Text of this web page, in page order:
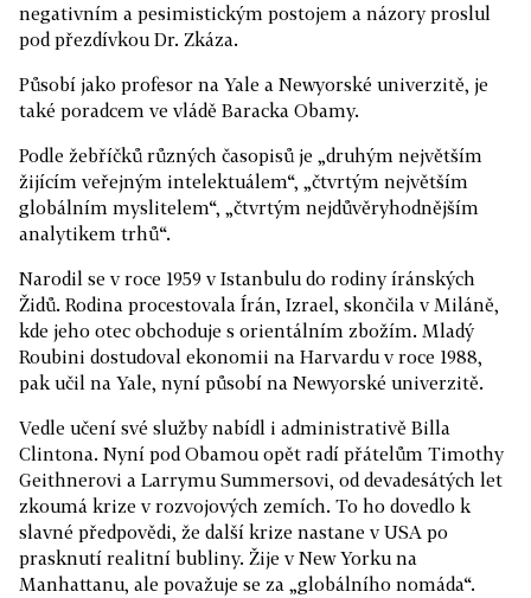
negativním a pesimistickým postojem a názory proslul
pod přezdívkou Dr. Zkáza.
Působí jako profesor na Yale a Newyorské univerzitě, je
také poradcem ve vládě Baracka Obamy.
Podle žebříčků různých časopisů je „druhým největším
žijícím veřejným intelektuálem“, „čtvrtým největším
globálním myslitelem“, „čtvrtým nejdůvěryhodnějším
analytikem trhů“.
Narodil se v roce 1959 v Istanbulu do rodiny íránských
Židů. Rodina procestovala Írán, Izrael, skončila v Miláně,
kde jeho otec obchoduje s orientálním zbožím. Mladý
Roubini dostudoval ekonomii na Harvardu v roce 1988,
pak učil na Yale, nyní působí na Newyorské univerzitě.
Vedle učení své služby nabídl i administrativě Billa
Clintona. Nyní pod Obamou opět radí přátelům Timothy
Geithnerovi a Larrymu Summersovi, od devadesátých let
zkoumá krize v rozvojových zemích. To ho dovedlo k
slavné předpovědi, že další krize nastane v USA po
prasknutí realitní bubliny. Žije v New Yorku na
Manhattanu, ale považuje se za „globálního nomáda“.